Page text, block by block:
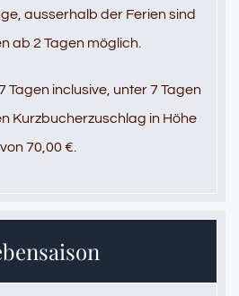
ausserhalb der Ferien sind
ab 2 Tagen möglich.
Tagen inclusive, unter 7 Tagen
Kurzbucherzuschlag in Höhe
von 70,00 €.